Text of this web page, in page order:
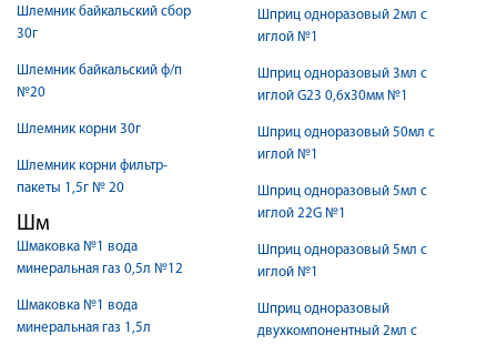
Шлемник байкальский сбор
30г
Шлемник байкальский ф/п
№20
Шлемник корни 30г
Шлемник корни фильтр-
пакеты 1,5г № 20
Шм
Шмаковка №1 вода
минеральная газ 0,5л №12
Шмаковка №1 вода
минеральная газ 1,5л
Шприц одноразовый 2мл с
иглой №1
Шприц одноразовый 3мл с
иглой G23 0,6х30мм №1
Шприц одноразовый 50мл с
иглой №1
Шприц одноразовый 5мл с
иглой 22G №1
Шприц одноразовый 5мл с
иглой №1
Шприц одноразовый
двухкомпонентный 2мл с